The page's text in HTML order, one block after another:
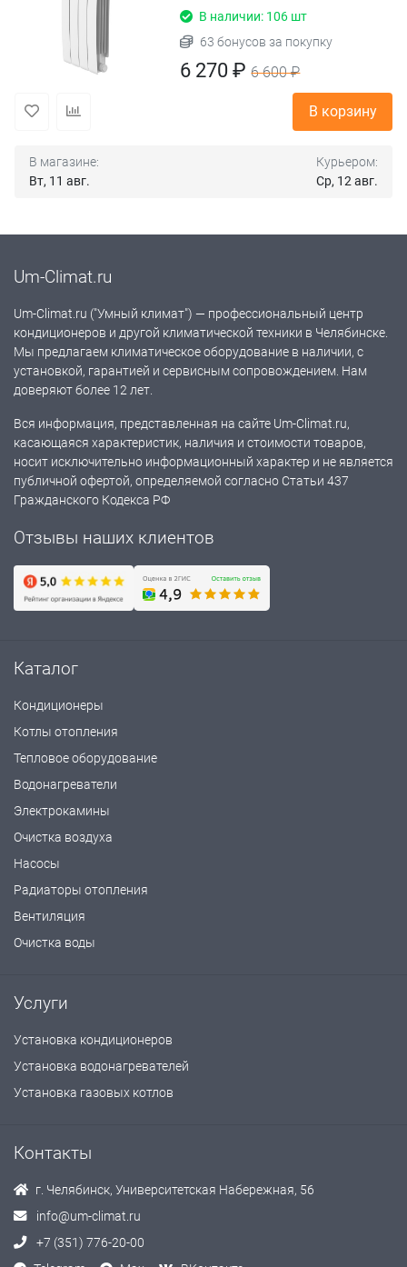
В наличии: 106 шт
63 бонусов за покупку
6 270 ₽6 600 ₽
В корзину
В магазине:
Вт, 11 авг.
Курьером:
Ср, 12 авг.
Um-Climat.ru
Um-Climat.ru ("Умный климат") — профессиональный центр
кондиционеров и другой климатической техники в Челябинске.
Мы предлагаем климатическое оборудование в наличии, с
установкой, гарантией и сервисным сопровождением. Нам
доверяют более 12 лет.
Вся информация, представленная на сайте Um-Climat.ru,
касающаяся характеристик, наличия и стоимости товаров,
носит исключительно информационный характер и не является
публичной офертой, определяемой согласно Статьи 437
Гражданского Кодекса РФ
Отзывы наших клиентов
Каталог
Кондиционеры
Котлы отопления
Тепловое оборудование
Водонагреватели
Электрокамины
Очистка воздуха
Насосы
Радиаторы отопления
Вентиляция
Очистка воды
Услуги
Установка кондиционеров
Установка водонагревателей
Установка газовых котлов
Контакты
г. Челябинск, Университетская Набережная, 56
info@um-climat.ru
+7 (351) 776-20-00